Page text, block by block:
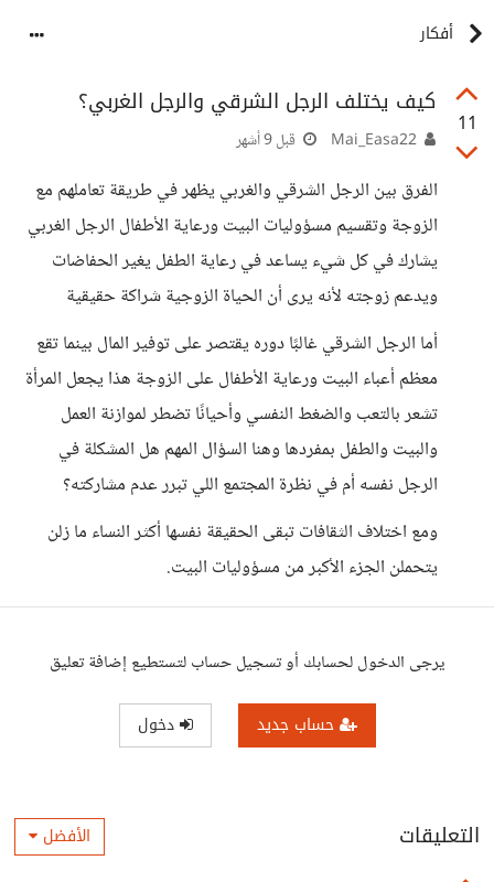
أفكار
11
كيف يختلف الرجل الشرقي والرجل الغربي؟
قبل 9 أشهر
الفرق بين الرجل الشرقي والغربي يظهر في طريقة تعاملهم مع
الزوجة وتقسيم مسؤوليات البيت ورعاية الأطفال الرجل الغربي
يشارك في كل شيء يساعد في رعاية الطفل يغير الحفاضات
ويدعم زوجته لأنه يرى أن الحياة الزوجية شراكة حقيقية
أما الرجل الشرقي غالبًا دوره يقتصر على توفير المال بينما تقع
معظم أعباء البيت ورعاية الأطفال على الزوجة هذا يجعل المرأة
تشعر بالتعب والضغط النفسي وأحيانًا تضطر لموازنة العمل
والبيت والطفل بمفردها وهنا السؤال المهم هل المشكلة في
الرجل نفسه أم في نظرة المجتمع اللي تبرر عدم مشاركته؟
ومع اختلاف الثقافات تبقى الحقيقة نفسها أكثر النساء ما زلن
يتحملن الجزء الأكبر من مسؤوليات البيت.
يرجى الدخول لحسابك أو تسجيل حساب لتستطيع إضافة تعليق
حساب جديد دخول
التعليقات الأفضل